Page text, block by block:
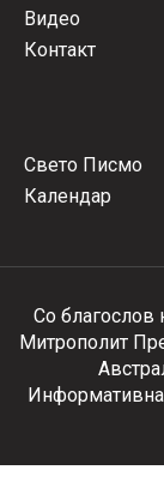
Видео
Контакт
Свето Писмо
Календар
Со благослов
Митрополит
Информативна